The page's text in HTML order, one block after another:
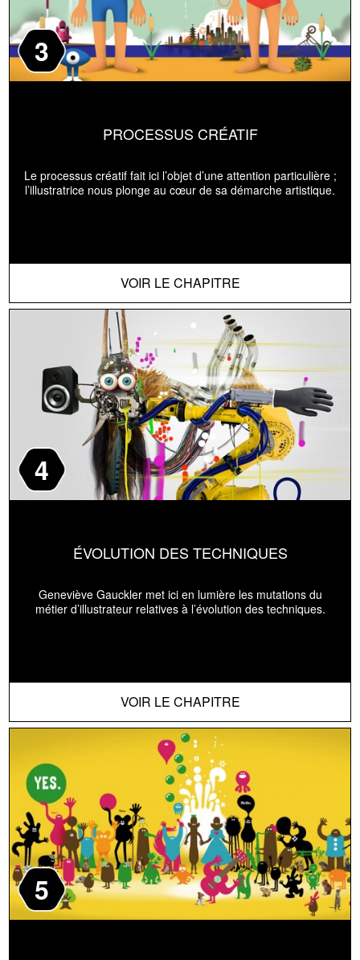
3
PROCESSUS CRÉATIF
Le processus créatif fait ici l’objet d’une attention particulière ;
l’illustratrice nous plonge au cœur de sa démarche artistique.
VOIR LE CHAPITRE
4
ÉVOLUTION DES TECHNIQUES
Geneviève Gauckler met ici en lumière les mutations du
métier d’illustrateur relatives à l’évolution des techniques.
VOIR LE CHAPITRE
5